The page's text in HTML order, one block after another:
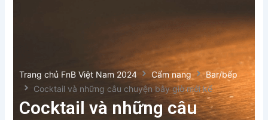
Trang chủ FnB Việt Nam 2024 Cẩm nang
Bar/bếp
Cocktail và những câu chuyện bây giờ mới kể
Cocktail và những câu